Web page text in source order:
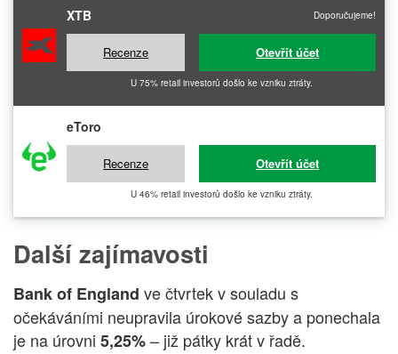
XTB Doporučujeme!
Recenze Otevřít účet
U 75% retail investorů došlo ke vzniku ztráty.
eToro
Recenze Otevřít účet
U 46% retail investorů došlo ke vzniku ztráty.
Další zajímavosti
Bank of England ve čtvrtek v souladu s
očekáváními neupravila úrokové sazby a ponechala
je na úrovni 5,25%– již pátky krát v řadě.